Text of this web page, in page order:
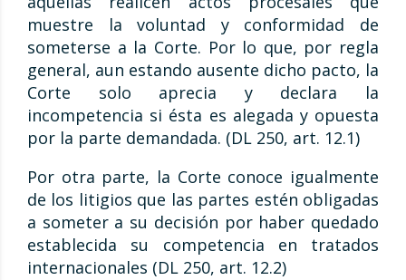
muestre la voluntad y conformidad de
someterse a la Corte. Por lo que, por regla
general, aun estando ausente dicho pacto, la
Corte solo aprecia y declara la
incompetencia si ésta es alegada y opuesta
por la parte demandada. (DL 250, art. 12.1)
Por otra parte, la Corte conoce igualmente
de los litigios que las partes estén obligadas
a someter a su decisión por haber quedado
establecida su competencia en tratados
internacionales (DL 250, art. 12.2)